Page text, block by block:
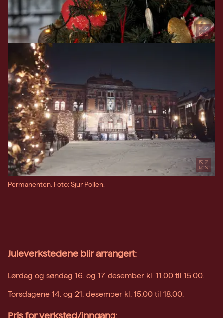
Permanenten. Foto: Sjur Pollen.
Juleverkstedene blir arrangert:
Lørdag og søndag 16. og 17. desember kl. 11.00 til 15.00.
Torsdagene 14. og 21. desember kl. 15.00 til 18.00.
Pris for verksted/inngang: